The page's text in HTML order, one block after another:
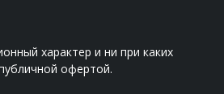
характер и ни при каких
офертой.